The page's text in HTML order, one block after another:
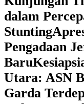
dalam
Stunting
Pengadaan
Baru
Utara: ASN
Garda